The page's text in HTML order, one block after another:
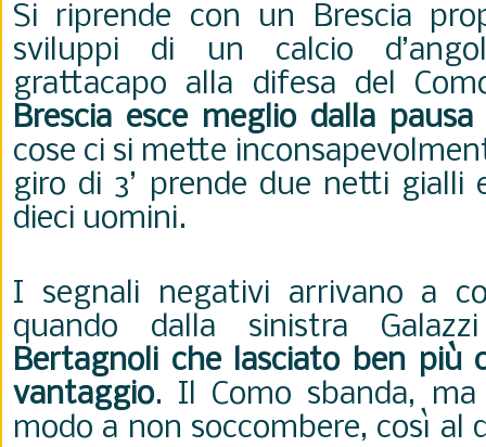
Si riprende con un Brescia
sviluppi di un calcio
grattacapo alla difesa del
Brescia esce meglio dalla pausa
cose ci si mette
giro di 3’ prende due netti gialli
dieci uomini.
I segnali negativi arrivano a
quando dalla sinistra
Bertagnoli che lasciato ben più
vantaggio. Il Como sbanda,
modo a non soccombere, così al